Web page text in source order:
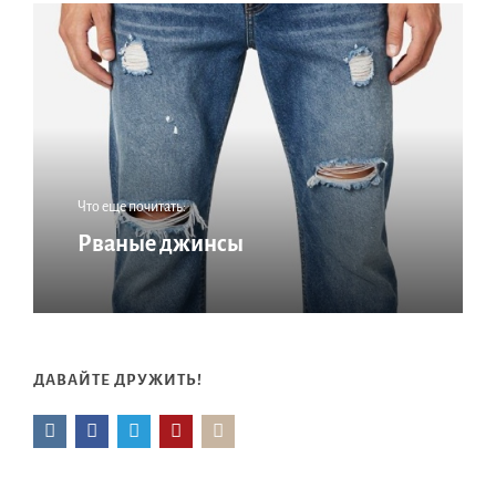
Что еще почитать:
Рваные джинсы
ДАВАЙТЕ ДРУЖИТЬ!